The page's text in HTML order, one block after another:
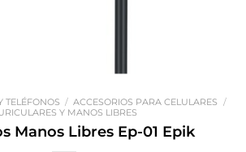
TELÉFONOS / ACCESORIOS PARA CELULARES /
Y MANOS LIBRES
Manos Libres Ep-01 Epik